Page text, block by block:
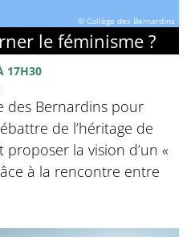
© Collège des Bernardins
le féminisme ?
17H30
des Bernardins pour
de l’héritage de
la vision d’un «
à la rencontre entre